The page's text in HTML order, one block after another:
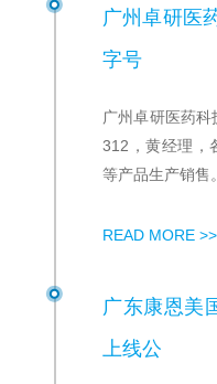
广州卓研医
字号
广州卓研医药
312，黄经理，
等产品生产销售。
READ MORE >>
广东康恩美
上线公